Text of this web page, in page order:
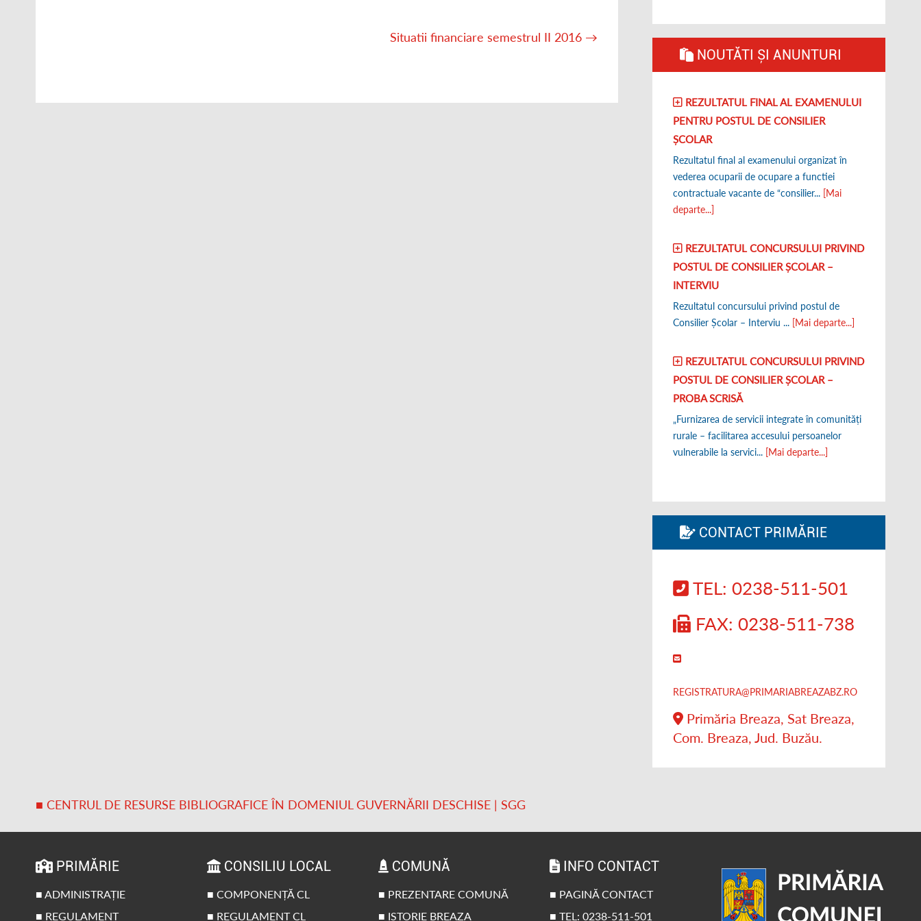
Situatii financiare semestrul II 2016 →
NOUTĂTI ȘI ANUNTURI
REZULTATUL FINAL AL EXAMENULUI
PENTRU POSTUL DE CONSILIER
ȘCOLAR
Rezultatul final al examenului organizat în
vederea ocuparii de ocupare a functiei
contractuale vacante de “consilier... [Mai
departe...]
REZULTATUL CONCURSULUI PRIVIND
POSTUL DE CONSILIER ȘCOLAR –
INTERVIU
Rezultatul concursului privind postul de
Consilier Școlar – Interviu ... [Mai departe...]
REZULTATUL CONCURSULUI PRIVIND
POSTUL DE CONSILIER ȘCOLAR –
PROBA SCRISĂ
„Furnizarea de servicii integrate în comunități
rurale – facilitarea accesului persoanelor
vulnerabile la servici... [Mai departe...]
CONTACT PRIMĂRIE
TEL: 0238-511-501
FAX: 0238-511-738
REGISTRATURA@PRIMARIABREAZABZ.RO
Primăria Breaza, Sat Breaza,
Com. Breaza, Jud. Buzău.
■ CENTRUL DE RESURSE BIBLIOGRAFICE ÎN DOMENIUL GUVERNĂRII DESCHISE | SGG
PRIMĂRIE
■ ADMINISTRAȚIE
■ REGULAMENT
CONSILIU LOCAL
■ COMPONENȚĂ CL
■ REGULAMENT CL
COMUNĂ
■ PREZENTARE COMUNĂ
■ ISTORIE BREAZA
INFO CONTACT
■ PAGINĂ CONTACT
■ TEL: 0238-511-501